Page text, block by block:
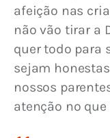
afeição nas
não vão tirar a
quer todo para
sejam
nossos
atenção no